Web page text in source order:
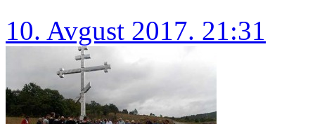
10. Avgust 2017. 21:31